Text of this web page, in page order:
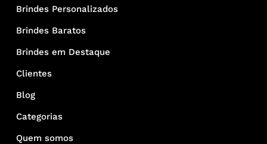
Brindes Personalizados
Brindes Baratos
Brindes em Destaque
Clientes
Blog
Categorias
Quem somos